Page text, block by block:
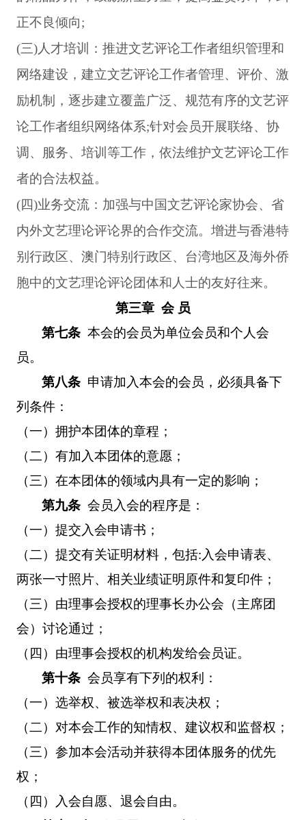
正不良倾向;
(三)人才培训：推进文艺评论工作者组织管理和
网络建设，建立文艺评论工作者管理、评价、激
励机制，逐步建立覆盖广泛、规范有序的文艺评
论工作者组织网络体系;针对会员开展联络、协
调、服务、培训等工作，依法维护文艺评论工作
者的合法权益。
(四)业务交流：加强与中国文艺评论家协会、省
内外文艺理论评论界的合作交流。增进与香港特
别行政区、澳门特别行政区、台湾地区及海外侨
胞中的文艺理论评论团体和人士的友好往来。
第三章 会 员
第七条 本会的会员为单位会员和个人会
员。
第八条 申请加入本会的会员，必须具备下
列条件：
（一）拥护本团体的章程；
（二）有加入本团体的意愿；
（三）在本团体的领域内具有一定的影响；
第九条 会员入会的程序是：
（一）提交入会申请书；
（二）提交有关证明材料，包括: 入会申请表、
两张一寸照片、相关业绩证明原件和复印件；
（三）由理事会授权的理事长办公会（主席团
会）讨论通过；
（四）由理事会授权的机构发给会员证。
第十条会员享有下列的权利：
（一）选举权、被选举权和表决权；
（二）对本会工作的知情权、建议权和监督权；
（三）参加本会活动并获得本团体服务的优先
权；
（四）入会自愿、退会自由。